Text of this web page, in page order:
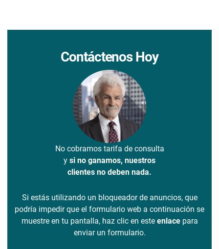
Contáctenos Hoy
No cobramos tarifa de consulta
y si no ganamos, nuestros
clientes no deben nada.
Si estás utilizando un bloqueador de anuncios, que
podría impedir que el formulario web a continuación se
muestre en tu pantalla, haz clic en este enlacepara
enviar un formulario.